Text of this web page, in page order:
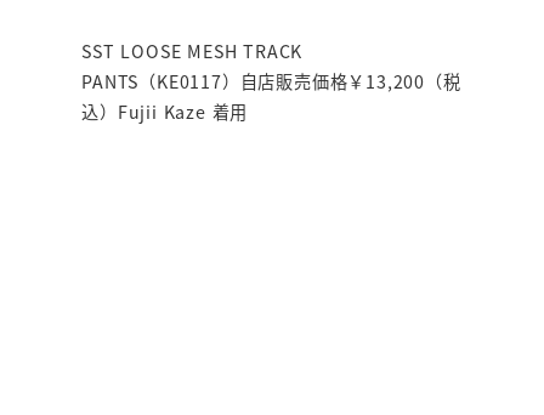
SST LOOSE MESH TRACK
PANTS（KE0117）自店販売価格￥13,200（税
込）Fujii Kaze 着用